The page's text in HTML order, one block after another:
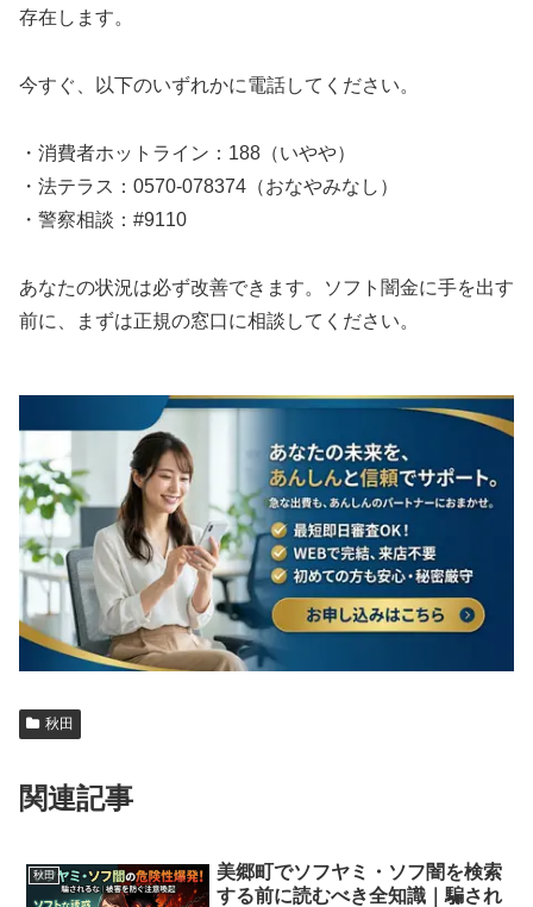
存在します。
今すぐ、以下のいずれかに電話してください。
・消費者ホットライン：188（いやや）
・法テラス：0570-078374（おなやみなし）
・警察相談：#9110
あなたの状況は必ず改善できます。ソフト闇金に手を出す
前に、まずは正規の窓口に相談してください。
秋田
関連記事
秋田
美郷町でソフヤミ・ソフ闇を検索
する前に読むべき全知識｜騙され